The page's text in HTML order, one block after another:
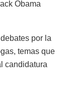
Obama
por la
temas que
candidatura